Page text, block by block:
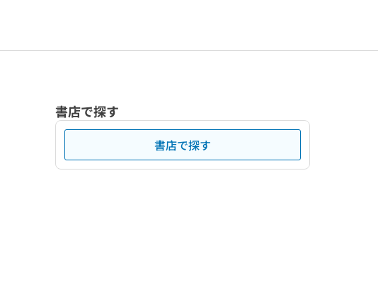
書店で探す
書店で探す